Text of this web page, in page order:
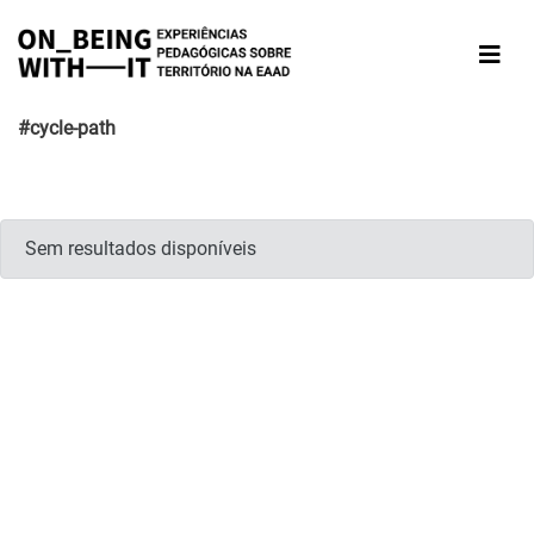
#cycle-path
Sem resultados disponíveis